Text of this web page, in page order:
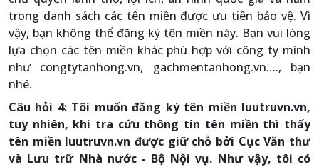
trong danh sách các tên miền được ưu tiên bảo vệ. Vì
vậy, bạn không thể đăng ký tên miền này. Bạn vui lòng
lựa chọn các tên miền khác phù hợp với công ty mình
như congtytanhong.vn, gachmentanhong.vn…., bạn
nhé.
Câu hỏi 4: Tôi muốn đăng ký tên miền luutruvn.vn,
tuy nhiên, khi tra cứu thông tin tên miền thì thấy
tên miền luutruvn.vn được giữ chỗ bởi Cục Văn thư
và Lưu trữ Nhà nước - Bộ Nội vụ. Như vậy, tôi có